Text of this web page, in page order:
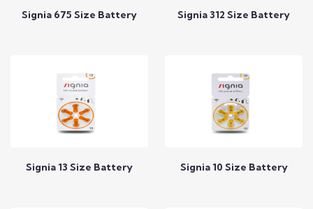
Call to Expert
Signia 675 Size Battery
Call to Expert
Signia 312 Size Battery
Signia 13 Size Battery Signia 10 Size Battery